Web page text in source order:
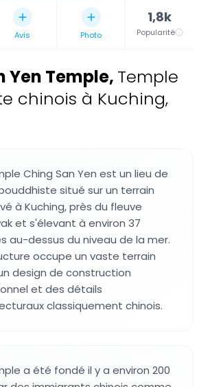
Avis Photo
1,8k
Popularité
Yen Temple, Temple
chinois à Kuching,
Ching San Yen est un lieu de
situé sur un terrain
à Kuching, près du fleuve
et s'élevant à environ 37
au-dessus du niveau de la mer.
occupe un vaste terrain
design de construction
et des détails
classiquement chinois.
a été fondé il y a environ 200